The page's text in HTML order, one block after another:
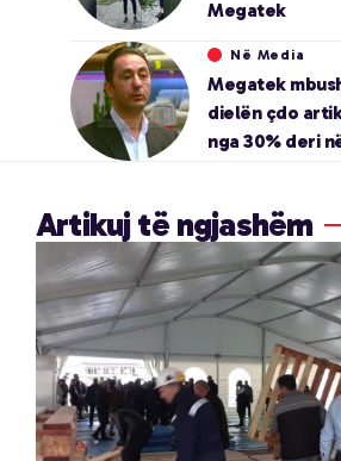
Megatek
Në Media
Megatek
dielën çdo
nga 30% deri
Artikuj të ngjashëm